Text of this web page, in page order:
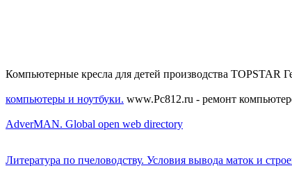
Компьютерные кресла для детей производства TOPSTAR
компьютеры и ноутбуки. www.Pc812.ru - ремонт
AdverMAN. Global open web directory
Литература по пчеловодству. Условия вывода маток и